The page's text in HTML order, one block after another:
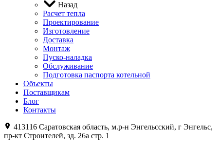
Назад
Расчет тепла
Проектирование
Изготовление
Доставка
Монтаж
Пуско-наладка
Обслуживание
Подготовка паспорта котельной
Объекты
Поставщикам
Блог
Контакты
413116 Саратовская область, м.р-н Энгельсский, г Энгельс,
пр-кт Строителей, зд. 26а стр. 1